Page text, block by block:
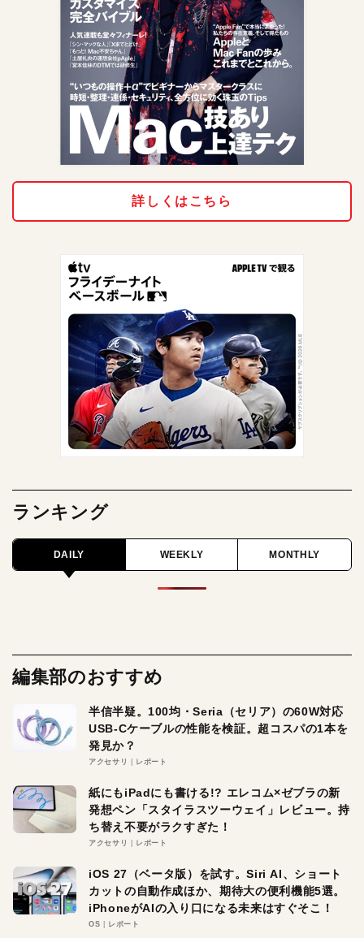
詳しくはこちら
ランキング
DAILY WEEKLY MONTHLY
編集部のおすすめ
半信半疑。100均・Seria（セリア）の60W対応
USB-Cケーブルの性能を検証。超コスパの1本を
発見か？
アクセサリ レポート
紙にもiPadにも書ける!? エレコム×ゼブラの新
発想ペン「スタイラスツーウェイ」レビュー。持
ち替え不要がラクすぎた！
アクセサリ レポート
iOS 27（ベータ版）を試す。Siri AI、ショート
カットの自動作成ほか、期待大の便利機能5選。
iPhoneがAIの入り口になる未来はすぐそこ！
OS レポート